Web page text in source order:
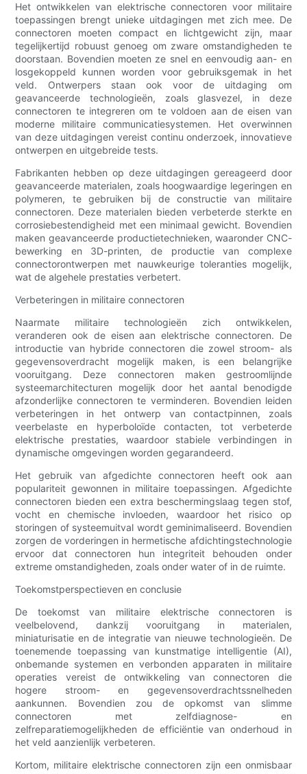
Het ontwikkelen van elektrische connectoren voor militaire
toepassingen brengt unieke uitdagingen met zich mee. De
connectoren moeten compact en lichtgewicht zijn, maar
tegelijkertijd robuust genoeg om zware omstandigheden te
doorstaan. Bovendien moeten ze snel en eenvoudig aan- en
losgekoppeld kunnen worden voor gebruiksgemak in het
veld. Ontwerpers staan ​​ook voor de uitdaging om
geavanceerde technologieën, zoals glasvezel, in deze
connectoren te integreren om te voldoen aan de eisen van
moderne militaire communicatiesystemen. Het overwinnen
van deze uitdagingen vereist continu onderzoek, innovatieve
ontwerpen en uitgebreide tests.
Fabrikanten hebben op deze uitdagingen gereageerd door
geavanceerde materialen, zoals hoogwaardige legeringen en
polymeren, te gebruiken bij de constructie van militaire
connectoren. Deze materialen bieden verbeterde sterkte en
corrosiebestendigheid met een minimaal gewicht. Bovendien
maken geavanceerde productietechnieken, waaronder CNC-
bewerking en 3D-printen, de productie van complexe
connectorontwerpen met nauwkeurige toleranties mogelijk,
wat de algehele prestaties verbetert.
Verbeteringen in militaire connectoren
Naarmate militaire technologieën zich ontwikkelen,
veranderen ook de eisen aan elektrische connectoren. De
introductie van hybride connectoren die zowel stroom- als
gegevensoverdracht mogelijk maken, is een belangrijke
vooruitgang. Deze connectoren maken gestroomlijnde
systeemarchitecturen mogelijk door het aantal benodigde
afzonderlijke connectoren te verminderen. Bovendien leiden
verbeteringen in het ontwerp van contactpinnen, zoals
veerbelaste en hyperboloïde contacten, tot verbeterde
elektrische prestaties, waardoor stabiele verbindingen in
dynamische omgevingen worden gegarandeerd.
Het gebruik van afgedichte connectoren heeft ook aan
populariteit gewonnen in militaire toepassingen. Afgedichte
connectoren bieden een extra beschermingslaag tegen stof,
vocht en chemische invloeden, waardoor het risico op
storingen of systeemuitval wordt geminimaliseerd. Bovendien
zorgen de vorderingen in hermetische afdichtingstechnologie
ervoor dat connectoren hun integriteit behouden onder
extreme omstandigheden, zoals onder water of in de ruimte.
Toekomstperspectieven en conclusie
De toekomst van militaire elektrische connectoren is
veelbelovend, dankzij vooruitgang in materialen,
miniaturisatie en de integratie van nieuwe technologieën. De
toenemende toepassing van kunstmatige intelligentie (AI),
onbemande systemen en verbonden apparaten in militaire
operaties vereist de ontwikkeling van connectoren die
hogere stroom- en gegevensoverdrachtssnelheden
aankunnen. Bovendien zou de opkomst van slimme
connectoren met zelfdiagnose- en
zelfreparatiemogelijkheden de efficiëntie van onderhoud in
het veld aanzienlijk verbeteren.
Kortom, militaire elektrische connectoren zijn een onmisbaar